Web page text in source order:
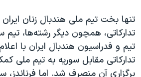
تنها بخت تیم ملی هندبال زنان ایران
تدارکاتی، همچون دیگر رشته‌ها، تیم‌
تیم و فدراسیون هندبال ایران با
تدارکاتی مقابل سوریه به تیم ملی
برگزاری آن منصرف شد. اما فرناندز،